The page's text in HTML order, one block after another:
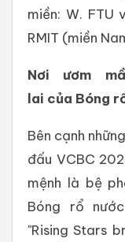
miền: W. FTU
RMIT (miền
Nơi ươm
lai của Bóng
Bên cạnh
đấu VCBC
mệnh là bệ
Bóng rổ
"Rising Stars